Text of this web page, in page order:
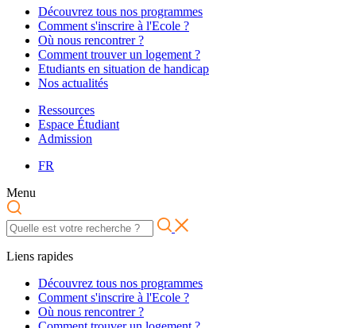
Découvrez tous nos programmes
Comment s'inscrire à l'Ecole ?
Où nous rencontrer ?
Comment trouver un logement ?
Etudiants en situation de handicap
Nos actualités
Ressources
Espace Étudiant
Admission
FR
Menu
Liens rapides
Découvrez tous nos programmes
Comment s'inscrire à l'Ecole ?
Où nous rencontrer ?